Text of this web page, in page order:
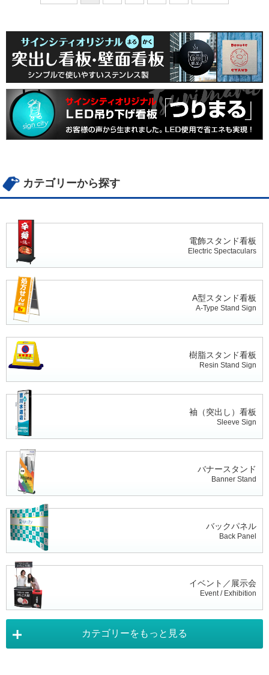
カテゴリーから探す
電飾スタンド看板
Electric Spectaculars
A型スタンド看板
A-Type Stand Sign
樹脂スタンド看板
Resin Stand Sign
袖（突出し）看板
Sleeve Sign
バナースタンド
Banner Stand
バックパネル
Back Panel
イベント／展示会
Event / Exhibition
Tapestry
カテゴリーをもっと見る